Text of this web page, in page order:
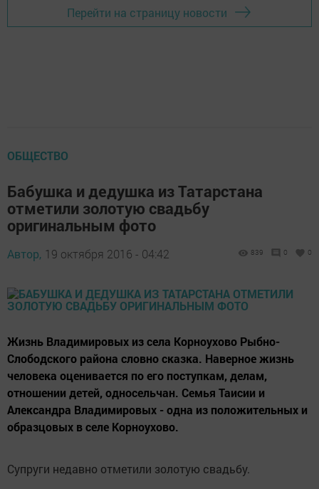
Перейти на страницу новости
ОБЩЕСТВО
Бабушка и дедушка из Татарстана
отметили золотую свадьбу
оригинальным фото
Автор, 19 октября 2016 - 04:42 839 0 0
Жизнь Владимировых из села Корноухово Рыбно-
Слободского района словно сказка. Наверное жизнь
человека оценивается по его поступкам, делам,
отношении детей, односельчан. Семья Таисии и
Александра Владимировых - одна из положительных и
образцовых в селе Корноухово.
Cупруги недавно отметили золотую свадьбу.